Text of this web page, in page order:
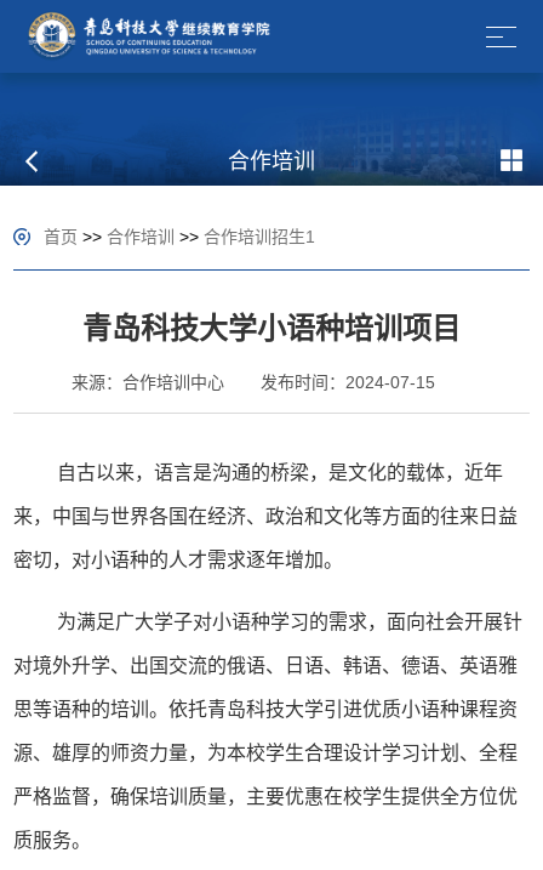
合作培训
首页 >>合作培训 >>合作培训招生1
青岛科技大学小语种培训项目
来源：合作培训中心 发布时间：2024-07-15
自古以来，语言是沟通的桥梁，是文化的载体，近年
来，中国与世界各国在经济、政治和文化等方面的往来日益
密切，对小语种的人才需求逐年增加。
为满足广大学子对小语种学习的需求，面向社会开展针
对境外升学、出国交流的俄语、日语、韩语、德语、英语雅
思等语种的培训。依托青岛科技大学引进优质小语种课程资
源、雄厚的师资力量，为本校学生合理设计学习计划、全程
严格监督，确保培训质量，主要优惠在校学生提供全方位优
质服务。